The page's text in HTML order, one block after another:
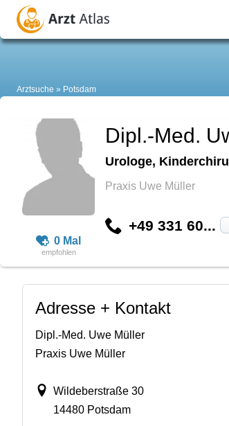
Arztsuche Potsdam
0 Mal
Dipl.-Med.
Urologe,
Praxis Uwe Müller
+49 331 60...
Adresse + Kontakt
Dipl.-Med. Uwe Müller
Praxis Uwe Müller
Wildeberstraße 30
14480 Potsdam